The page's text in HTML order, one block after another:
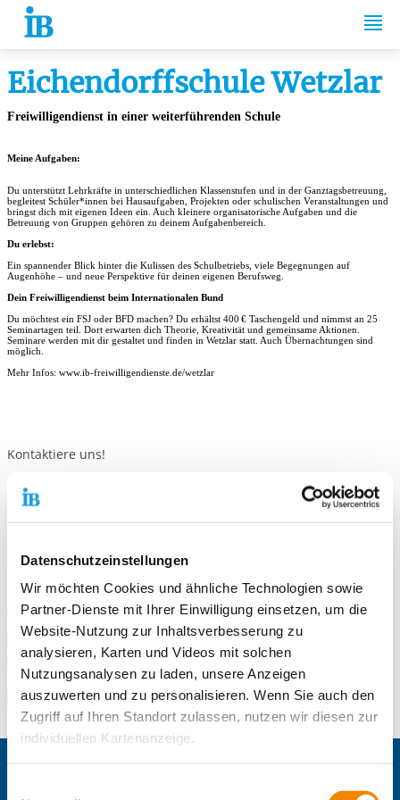
Datenschutzeinstellungen
Wir möchten Cookies und ähnliche Technologien sowie
Partner-Dienste mit Ihrer Einwilligung einsetzen, um die
Website-Nutzung zur Inhaltsverbesserung zu
analysieren, Karten und Videos mit solchen
Nutzungsanalysen zu laden, unsere Anzeigen
auszuwerten und zu personalisieren. Wenn Sie auch den
Zugriff auf Ihren Standort zulassen, nutzen wir diesen zur
individuellen Kartenanzeige.
Springe zum Inhalt
Eichendorffschule Wetzlar
Freiwilligendienst in einer weiterführenden Schule
Meine Aufgaben:
Du unterstützt Lehrkräfte in unterschiedlichen Klassenstufen und in der Ganztagsbetreuung,
begleitest Schüler*innen bei Hausaufgaben, Projekten oder schulischen Veranstaltungen und
bringst dich mit eigenen Ideen ein. Auch kleinere organisatorische Aufgaben und die
Betreuung von Gruppen gehören zu deinem Aufgabenbereich.
Du erlebst:
Ein spannender Blick hinter die Kulissen des Schulbetriebs, viele Begegnungen auf
Augenhöhe – und neue Perspektive für deinen eigenen Berufsweg.
Dein Freiwilligendienst beim Internationalen Bund
Du möchtest ein FSJ oder BFD machen? Du erhältst 400 € Taschengeld und nimmst an 25
Seminartagen teil. Dort erwarten dich Theorie, Kreativität und gemeinsame Aktionen.
Seminare werden mit dir gestaltet und finden in Wetzlar statt. Auch Übernachtungen sind
möglich.
Mehr Infos: www.ib-freiwilligendienste.de/wetzlar
Kontaktiere uns!
Standort
Bergstr. 31
35578 Wetzlar
Telefonnummer
0 6441 44 59-230
Faxnummer
0 6441 44 59-220
E-Mail an Freiwilligendienste Mittelhessen / Wetzlar
E-Mail schreiben
Zum Standort